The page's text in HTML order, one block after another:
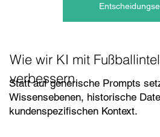
Wie wir KI mit
verbessern.
Statt auf generische Prompts
Wissensebenen, historische
kundenspezifischen Kontext.